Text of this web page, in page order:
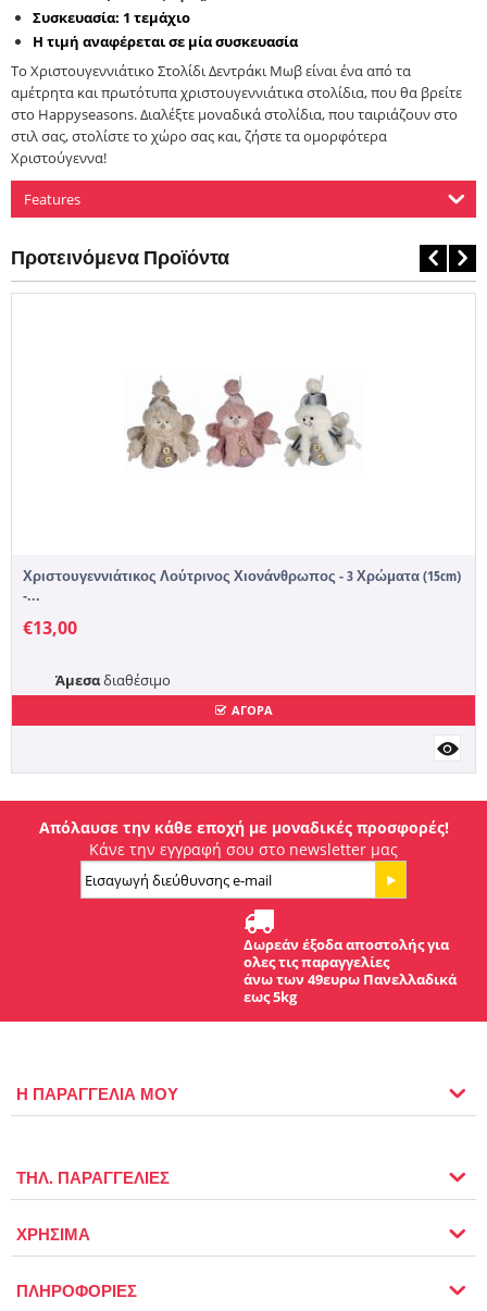
Συσκευασία: 1 τεμάχιο
Η τιμή αναφέρεται σε μία συσκευασία
Το Χριστουγεννιάτικο Στολίδι Δεντράκι Μωβ είναι ένα από τα
αμέτρητα και πρωτότυπα χριστουγεννιάτικα στολίδια, που θα βρείτε
στο Happyseasons. Διαλέξτε μοναδικά στολίδια, που ταιριάζουν στο
στιλ σας, στολίστε το χώρο σας και, ζήστε τα ομορφότερα
Χριστούγεννα!
Features
Προτεινόμενα Προϊόντα
Χριστουγεννιάτικος Λούτρινος Χιονάνθρωπος - 3 Χρώματα (15cm)
-...
€13,00
Άμεσαδιαθέσιμο
ΑΓΟΡΑ
Απόλαυσε την κάθε εποχή με μοναδικές προσφορές!
Κάνε την εγγραφή σου στο newsletter μας
Δωρεάν έξοδα αποστολής για
ολες τις παραγγελίες
άνω των 49ευρω Πανελλαδικά
εως 5kg
Η ΠΑΡΑΓΓΕΛΙΑ ΜΟΥ
ΤΗΛ. ΠΑΡΑΓΓΕΛΙΕΣ
ΧΡΗΣΙΜΑ
ΠΛΗΡΟΦΟΡΙΕΣ